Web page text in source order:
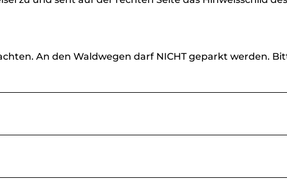
An den Waldwegen darf NICHT geparkt werden.